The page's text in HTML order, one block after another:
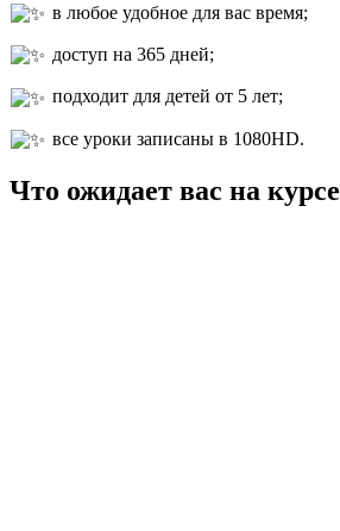
в любое удобное для вас время;
доступ на 365 дней;
подходит для детей от 5 лет;
все уроки записаны в 1080HD.
Что ожидает вас на курсе